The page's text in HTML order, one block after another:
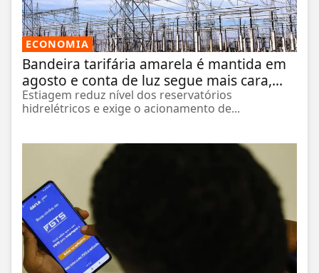
ECONOMIA
Bandeira tarifária amarela é mantida em
agosto e conta de luz segue mais cara,...
Estiagem reduz nível dos reservatórios
hidrelétricos e exige o acionamento de...